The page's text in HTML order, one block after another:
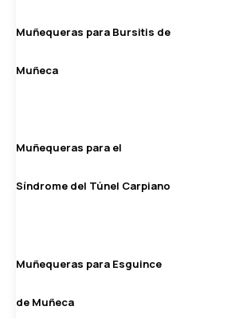
Muñequeras para Bursitis de
Muñeca
Muñequeras para el
Síndrome del Túnel Carpiano
Muñequeras para Esguince
de Muñeca